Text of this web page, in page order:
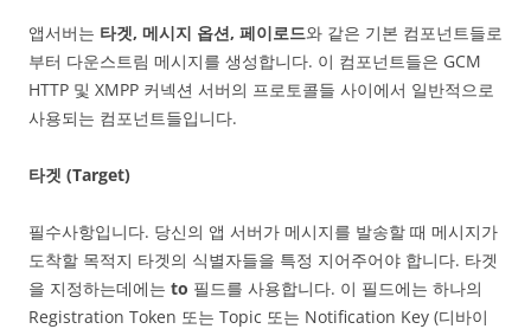
앱서버는 타겟, 메시지 옵션, 페이로드와 같은 기본 컴포넌트들로
부터 다운스트림 메시지를 생성합니다. 이 컴포넌트들은 GCM
HTTP 및 XMPP 커넥션 서버의 프로토콜들 사이에서 일반적으로
사용되는 컴포넌트들입니다.
타겟 (Target)
필수사항입니다. 당신의 앱 서버가 메시지를 발송할 때 메시지가
도착할 목적지 타겟의 식별자들을 특정 지어주어야 합니다. 타겟
을 지정하는데에는 to 필드를 사용합니다. 이 필드에는 하나의
Registration Token 또는 Topic 또는 Notification Key (디바이